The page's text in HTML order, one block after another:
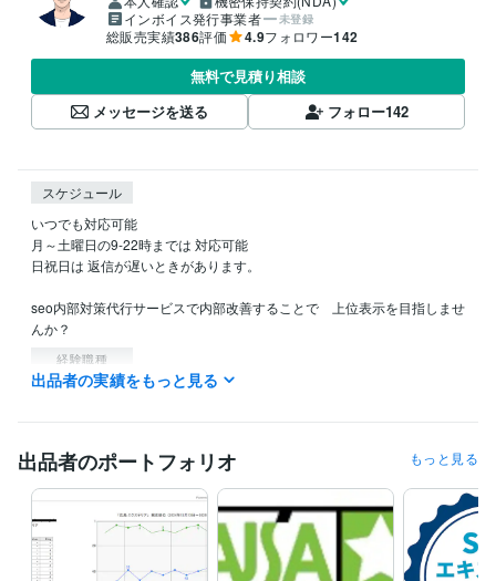
インボイス発行事業者
未登録
総販売実績386評価 4.9フォロワー142
無料で見積り相談
メッセージを送る
フォロー142
スケジュール
いつでも対応可能
月～土曜日の9-22時までは 対応可能
日祝日は 返信が遅いときがあります。
seo内部対策代行サービスで内部改善することで　上位表示を目指しませ
んか？
経験職種
AI・機械学習 / AIライター 経験年数 : 1年
マーケティング / SNSマーケティング 経験年数 : 3年
マーケティング / コンテンツマーケティング・SEO
職歴
マスターマインド 2000年2月 ~ 現在
受賞歴
中小企業新事業活動促進法承認企業 初級 SNS エキスパート
SNSリ
出品者の実績をもっと見る
出品者のポートフォリオ もっと見る